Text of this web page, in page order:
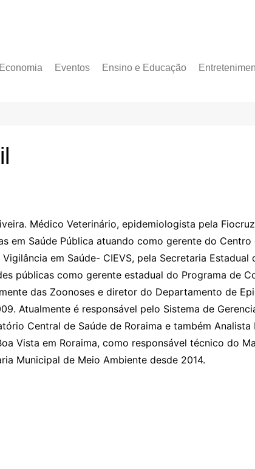
Economia Eventos Ensino e Educação
Médico Veterinário, epidemiologista pela
em Saúde Pública atuando como gerente do Centro
em Saúde- CIEVS, pela Secretaria Estadual
públicas como gerente estadual do Programa de
das Zoonoses e diretor do Departamento de
Atualmente é responsável pelo Sistema de
Central de Saúde de Roraima e também Analista
Vista em Roraima, como responsável técnico do
Municipal de Meio Ambiente desde 2014.